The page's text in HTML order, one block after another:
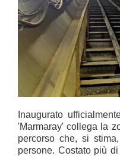
Inaugurato
'Marmaray' collega la
percorso che, si
persone. Costato più